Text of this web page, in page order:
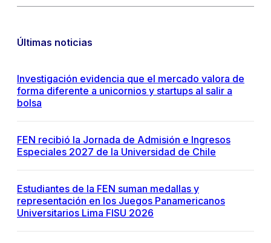
Últimas noticias
Investigación evidencia que el mercado valora de
forma diferente a unicornios y startups al salir a
bolsa
FEN recibió la Jornada de Admisión e Ingresos
Especiales 2027 de la Universidad de Chile
Estudiantes de la FEN suman medallas y
representación en los Juegos Panamericanos
Universitarios Lima FISU 2026